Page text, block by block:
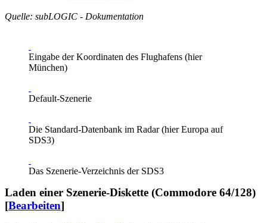
Quelle: subLOGIC - Dokumentation
Eingabe der Koordinaten des Flughafens (hier
München)
Default-Szenerie
Die Standard-Datenbank im Radar (hier Europa auf
SDS3)
Das Szenerie-Verzeichnis der SDS3
Laden einer Szenerie-Diskette (Commodore 64/128)
[Bearbeiten]